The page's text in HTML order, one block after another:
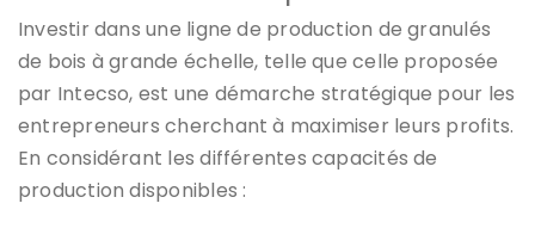
Investir dans une ligne de production de granulés
de bois à grande échelle, telle que celle proposée
par Intecso, est une démarche stratégique pour les
entrepreneurs cherchant à maximiser leurs profits.
En considérant les différentes capacités de
production disponibles :